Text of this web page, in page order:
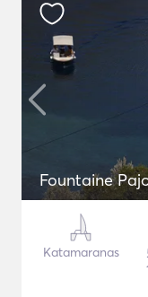
Fountaine
Katamaranas